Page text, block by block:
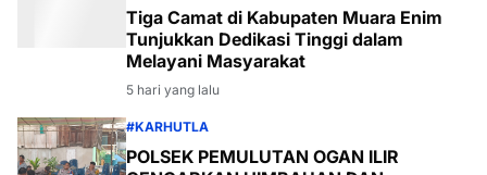
Tiga Camat di Kabupaten Muara Enim
Tunjukkan Dedikasi Tinggi dalam
Melayani Masyarakat
5 hari yang lalu
#KARHUTLA
POLSEK PEMULUTAN OGAN ILIR